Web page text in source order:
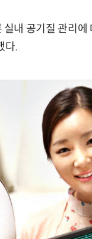
내 공기질 관리에
다.